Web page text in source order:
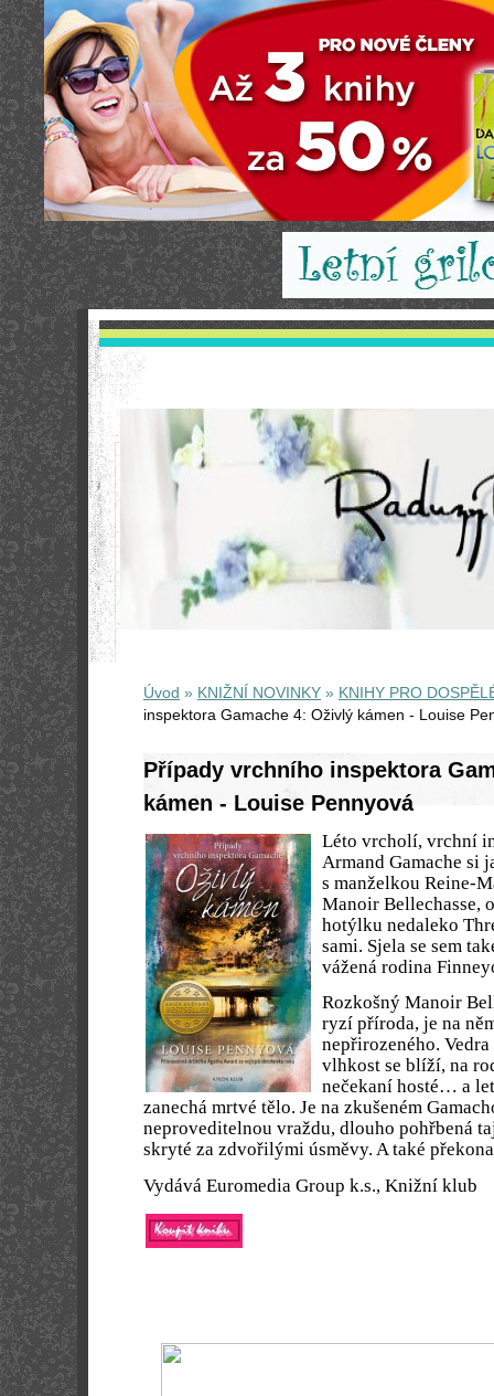
Úvod » KNIŽNÍ NOVINKY » KNIHY PRO
inspektora Gamache 4: Oživlý kámen - Louise
Případy vrchního inspektora
kámen - Louise Pennyová
Léto vrcholí, vrchní
Armand Gamache si
s manželkou Reine-
Manoir Bellechasse,
hotýlku nedaleko
sami. Sjela se sem
vážená rodina
Rozkošný Manoir
ryzí příroda, je na
nepřirozeného.
vlhkost se blíží, na
nečekaní hosté… a
zanechá mrtvé tělo. Je na zkušeném
neproveditelnou vraždu, dlouho pohřbená
skryté za zdvořilými úsměvy. A také
Vydává Euromedia Group k.s., Knižní klub